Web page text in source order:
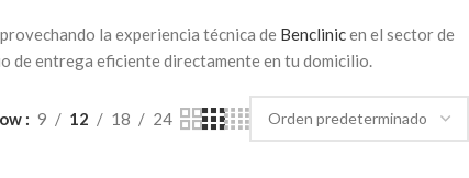
la experiencia técnica de Benclinicen el sector de
de entrega eficiente directamente en tu domicilio.
9 12 18 24